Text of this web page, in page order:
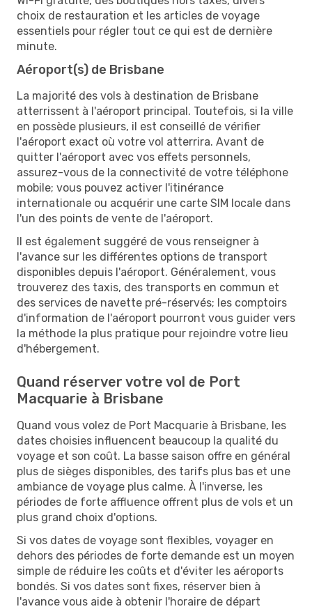
choix de restauration et les articles de voyage
essentiels pour régler tout ce qui est de dernière
minute.
Aéroport(s) de Brisbane
La majorité des vols à destination de Brisbane
atterrissent à l'aéroport principal. Toutefois, si la ville
en possède plusieurs, il est conseillé de vérifier
l'aéroport exact où votre vol atterrira. Avant de
quitter l'aéroport avec vos effets personnels,
assurez-vous de la connectivité de votre téléphone
mobile; vous pouvez activer l'itinérance
internationale ou acquérir une carte SIM locale dans
l'un des points de vente de l'aéroport.
Il est également suggéré de vous renseigner à
l'avance sur les différentes options de transport
disponibles depuis l'aéroport. Généralement, vous
trouverez des taxis, des transports en commun et
des services de navette pré-réservés; les comptoirs
d'information de l'aéroport pourront vous guider vers
la méthode la plus pratique pour rejoindre votre lieu
d'hébergement.
Quand réserver votre vol de Port
Macquarie à Brisbane
Quand vous volez de Port Macquarie à Brisbane, les
dates choisies influencent beaucoup la qualité du
voyage et son coût. La basse saison offre en général
plus de sièges disponibles, des tarifs plus bas et une
ambiance de voyage plus calme. À l'inverse, les
périodes de forte affluence offrent plus de vols et un
plus grand choix d'options.
Si vos dates de voyage sont flexibles, voyager en
dehors des périodes de forte demande est un moyen
simple de réduire les coûts et d'éviter les aéroports
bondés. Si vos dates sont fixes, réserver bien à
l'avance vous aide à obtenir l'horaire de départ